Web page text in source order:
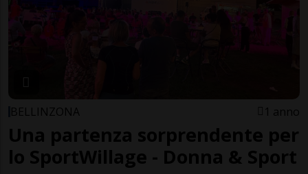
BELLINZONA 1 anno
Una partenza sorprendente per
lo SportWillage - Donna & Sport